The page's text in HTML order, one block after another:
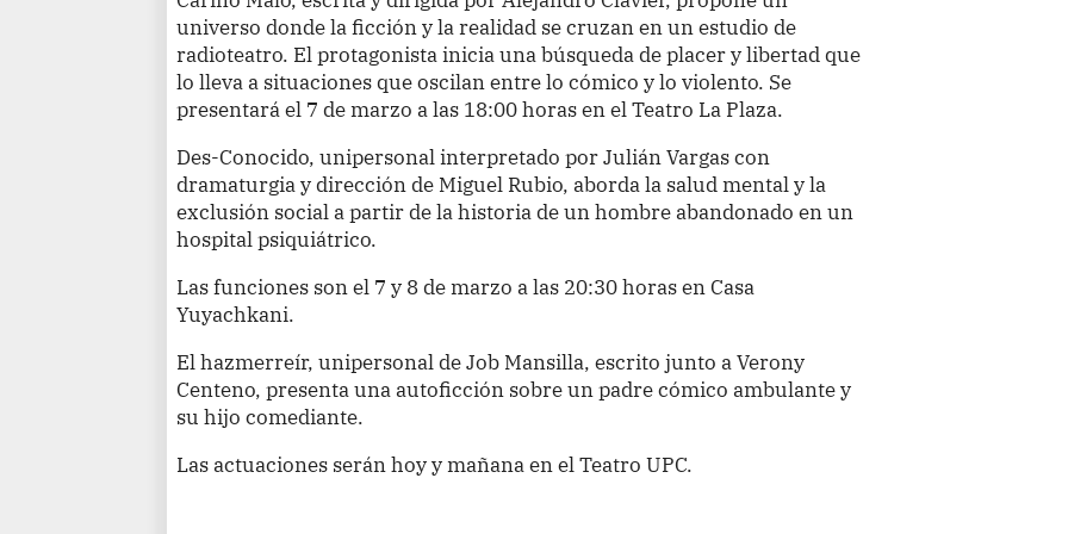
universo donde la ficción y la realidad se cruzan en un estudio de
radioteatro. El protagonista inicia una búsqueda de placer y libertad que
lo lleva a situaciones que oscilan entre lo cómico y lo violento. Se
presentará el 7 de marzo a las 18:00 horas en el Teatro La Plaza.
Des-Conocido, unipersonal interpretado por Julián Vargas con
dramaturgia y dirección de Miguel Rubio, aborda la salud mental y la
exclusión social a partir de la historia de un hombre abandonado en un
hospital psiquiátrico.
Las funciones son el 7 y 8 de marzo a las 20:30 horas en Casa
Yuyachkani.
El hazmerreír, unipersonal de Job Mansilla, escrito junto a Verony
Centeno, presenta una autoficción sobre un padre cómico ambulante y
su hijo comediante.
Las actuaciones serán hoy y mañana en el Teatro UPC.